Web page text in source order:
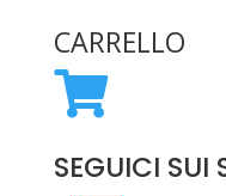
CARRELLO

SEGUICI SUI